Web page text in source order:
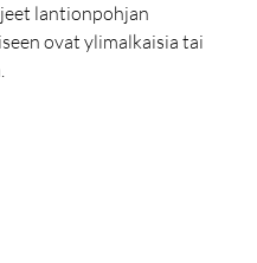
lantionpohjan
ovat ylimalkaisia tai